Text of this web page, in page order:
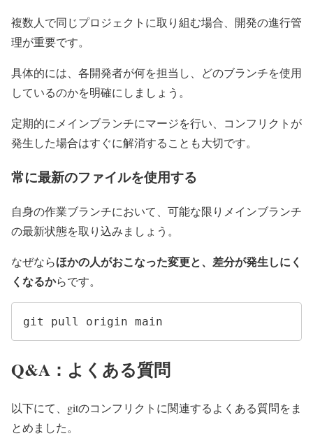
複数人で同じプロジェクトに取り組む場合、開発の進行管
理が重要です。
具体的には、各開発者が何を担当し、どのブランチを使用
しているのかを明確にしましょう。
定期的にメインブランチにマージを行い、コンフリクトが
発生した場合はすぐに解消することも大切です。
常に最新のファイルを使用する
自身の作業ブランチにおいて、可能な限りメインブランチ
の最新状態を取り込みましょう。
なぜならほかの人がおこなった変更と、差分が発生しにく
くなるからです。
git pull origin main
Q&A：よくある質問
以下にて、gitのコンフリクトに関連するよくある質問をま
とめました。